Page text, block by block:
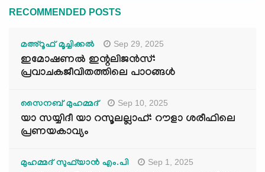
RECOMMENDED POSTS
മഅ്റൂഫ് മൂച്ചിക്കല്‍ Sep 29, 2025
ഇമോഷണൽ ഇന്റലിജൻസ്:
പ്രവാചകജീവിതത്തിലെ പാഠങ്ങൾ
സൈനബ് മുഹമ്മദ് Sep 10, 2025
യാ സയ്യിദീ യാ റസൂലല്ലാഹ്: റൗളാ ശരീഫിലെ
പ്രണയകാവ്യം
മുഹമ്മദ് സുഫ്‌യാൻ എം.പി Sep 1, 2025